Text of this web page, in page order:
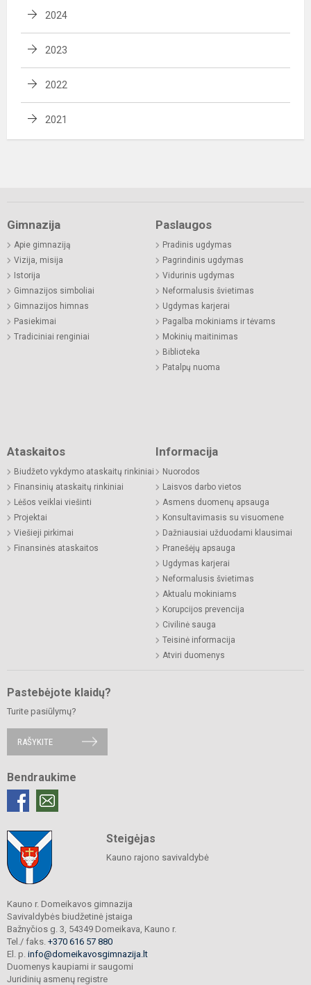
2024
2023
2022
2021
Gimnazija
Apie gimnaziją
Vizija, misija
Istorija
Gimnazijos simboliai
Gimnazijos himnas
Pasiekimai
Tradiciniai renginiai
Paslaugos
Pradinis ugdymas
Pagrindinis ugdymas
Vidurinis ugdymas
Neformalusis švietimas
Ugdymas karjerai
Pagalba mokiniams ir tėvams
Mokinių maitinimas
Biblioteka
Patalpų nuoma
Ataskaitos
Biudžeto vykdymo ataskaitų rinkiniai
Finansinių ataskaitų rinkiniai
Lėšos veiklai viešinti
Projektai
Viešieji pirkimai
Finansinės ataskaitos
Informacija
Nuorodos
Laisvos darbo vietos
Asmens duomenų apsauga
Konsultavimasis su visuomene
Dažniausiai užduodami klausimai
Pranešėjų apsauga
Ugdymas karjerai
Neformalusis švietimas
Aktualu mokiniams
Korupcijos prevencija
Civilinė sauga
Teisinė informacija
Atviri duomenys
Pastebėjote klaidų?
Turite pasiūlymų?
RAŠYKITE
Bendraukime
Steigėjas
Kauno rajono savivaldybė
Kauno r. Domeikavos gimnazija
Savivaldybės biudžetinė įstaiga
Bažnyčios g. 3, 54349 Domeikava, Kauno r.
Tel./ faks. +370 616 57 880
El. p. info@domeikavosgimnazija.lt
Duomenys kaupiami ir saugomi
Juridinių asmenų registre